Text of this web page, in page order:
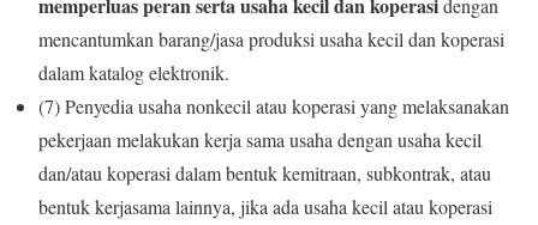
dengan
mencantumkan barang/jasa produksi usaha kecil dan koperasi
dalam katalog elektronik.
(7) Penyedia usaha nonkecil atau koperasi yang melaksanakan
pekerjaan melakukan kerja sama usaha dengan usaha kecil
dan/atau koperasi dalam bentuk kemitraan, subkontrak, atau
bentuk kerjasama lainnya, jika ada usaha kecil atau koperasi